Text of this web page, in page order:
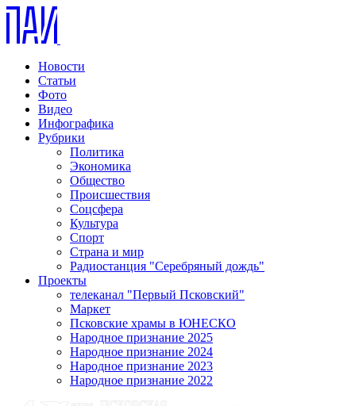
Новости
Статьи
Фото
Видео
Инфографика
Рубрики
Политика
Экономика
Общество
Происшествия
Соцсфера
Культура
Спорт
Страна и мир
Радиостанция "Серебряный дождь"
Проекты
телеканал "Первый Псковский"
Маркет
Псковские храмы в ЮНЕСКО
Народное признание 2025
Народное признание 2024
Народное признание 2023
Народное признание 2022